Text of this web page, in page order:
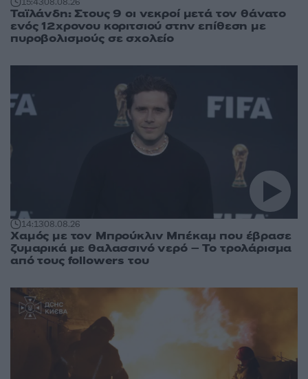
15:4308.08.26
Ταϊλάνδη: Στους 9 οι νεκροί μετά τον θάνατο
ενός 12χρονου κοριτσιού στην επίθεση με
πυροβολισμούς σε σχολείο
14:1308.08.26
Χαμός με τον Μπρούκλιν Μπέκαμ που έβρασε
ζυμαρικά με θαλασσινό νερό – Το τρολάρισμα
από τους followers του